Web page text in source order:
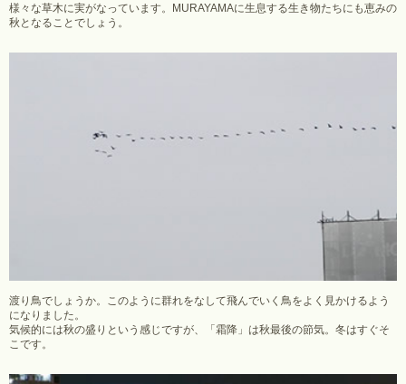
様々な草木に実がなっています。MURAYAMAに生息する生き物たちにも恵みの
秋となることでしょう。
渡り鳥でしょうか。このように群れをなして飛んでいく鳥をよく見かけるよう
になりました。
気候的には秋の盛りという感じですが、「霜降」は秋最後の節気。冬はすぐそ
こです。